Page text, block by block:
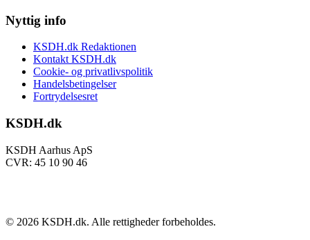
Nyttig info
KSDH.dk Redaktionen
Kontakt KSDH.dk
Cookie- og privatlivspolitik
Handelsbetingelser
Fortrydelsesret
KSDH.dk
KSDH Aarhus ApS
CVR: 45 10 90 46
© 2026 KSDH.dk. Alle rettigheder forbeholdes.